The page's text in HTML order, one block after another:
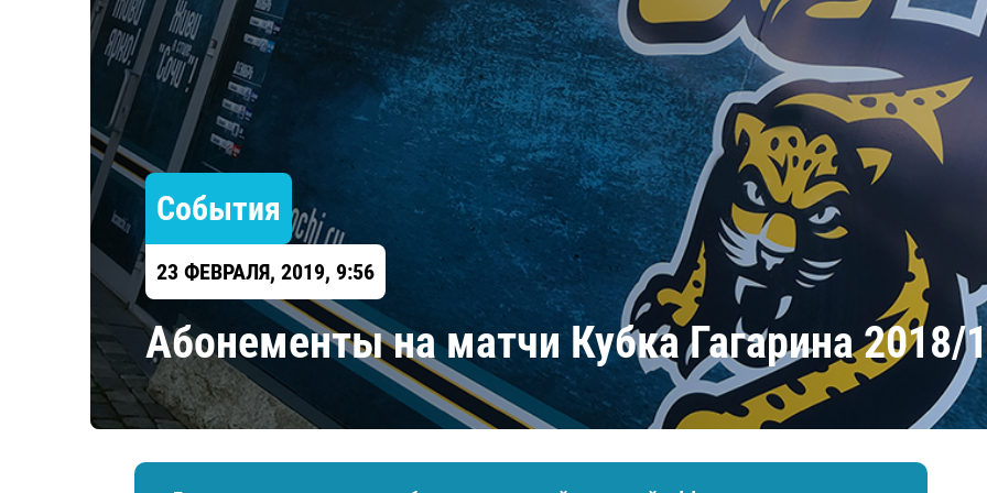
Северсталь
Шанхайские Драконы
Амур
Барыс
Салават Юлаев
Сибирь
События
23 ФЕВРАЛЯ, 2019, 9:56
Абонементы на матчи Кубка Гагарина 2018/